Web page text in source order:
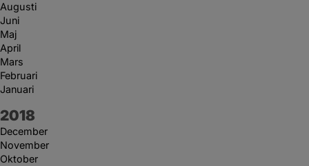
Augusti
Juni
Maj
April
Mars
Februari
Januari
År:
2018
December
November
Oktober